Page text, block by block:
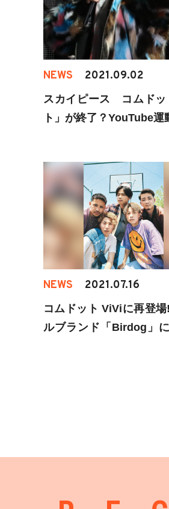
NEWS 2021.09.02
スカイピース コムドッ
ト」が終了？YouTube運
NEWS 2021.07.16
コムドット ViViに再登
ルブランド「Birdog」